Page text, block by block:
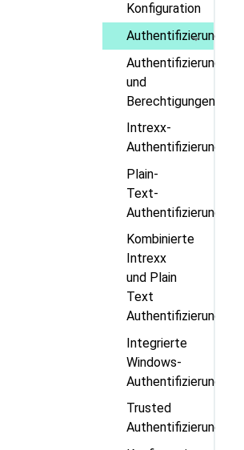
Konfiguration
Authentifizierung
und
Berechtigungen
Intrexx-
Authentifizierung
Plain-
Text-
Authentifizierung
Kombinierte
Intrexx
und Plain
Text
Authentifizierung
Integrierte
Windows-
Authentifizierung
Trusted
Authentifizierung